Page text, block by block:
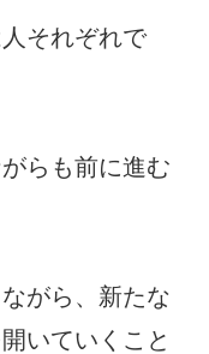
それぞれで
らも前に進む
がら、新たな
いていくこと